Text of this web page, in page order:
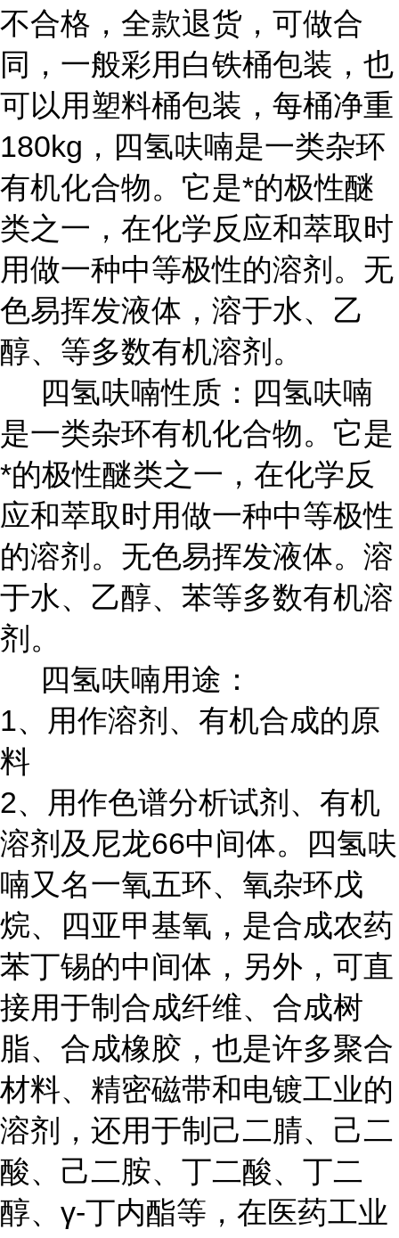
不合格，全款退货，可做合
同，一般彩用白铁桶包装，也
可以用塑料桶包装，每桶净重
180kg，四氢呋喃是一类杂环
有机化合物。它是*的极性醚
类之一，在化学反应和萃取时
用做一种中等极性的溶剂。无
色易挥发液体，溶于水、乙
醇、等多数有机溶剂。
四氢呋喃性质：四氢呋喃
是一类杂环有机化合物。它是
*的极性醚类之一，在化学反
应和萃取时用做一种中等极性
的溶剂。无色易挥发液体。溶
于水、乙醇、苯等多数有机溶
剂。
四氢呋喃用途：
1、用作溶剂、有机合成的原
料
2、用作色谱分析试剂、有机
溶剂及尼龙66中间体。四氢呋
喃又名一氧五环、氧杂环戊
烷、四亚甲基氧，是合成农药
苯丁锡的中间体，另外，可直
接用于制合成纤维、合成树
脂、合成橡胶，也是许多聚合
材料、精密磁带和电镀工业的
溶剂，还用于制己二腈、己二
酸、己二胺、丁二酸、丁二
醇、γ-丁内酯等，在医药工业